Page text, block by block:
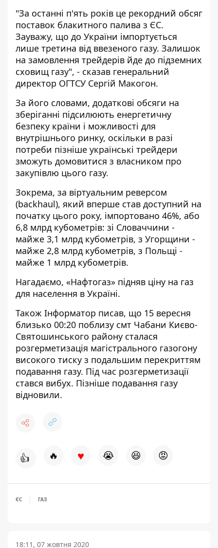
"За останні п'ять років це рекордний обсяг
поставок блакитного палива з ЄС.
Зауважу, що до України імпортується
лише третина від ввезеного газу. Залишок
на замовлення трейдерів йде до підземних
сховищ газу", - сказав генеральний
директор ОГТСУ Сергій Макогон.
За його словами, додаткові обсяги на
зберіганні підсилюють енергетичну
безпеку країни і можливості для
внутрішнього ринку, оскільки в разі
потреби пізніше українські трейдери
зможуть домовитися з власником про
закупівлю цього газу.
Зокрема, за віртуальним реверсом
(backhaul), який вперше став доступний на
початку цього року, імпортовано 46%, або
6,8 млрд кубометрів: зі Словаччини -
майже 3,1 млрд кубометрів, з Угорщини -
майже 2,8 млрд кубометрів, з Польщі -
майже 1 млрд кубометрів.
Нагадаємо, «Нафтогаз» підняв ціну на газ
для населення в Україні.
Також Інформатор писав, що 15 вересня
близько 00:20 поблизу смт Чабани Києво-
Святошинського району сталася
розгерметизація магістрального газогону
високого тиску з подальшим перекриттям
подавання газу. Під час розгерметизації
стався вибух. Пізніше подавання газу
відновили.
👍 🔥 ♥ 😭 😆 😡
ЄС ГАЗ
18:11, 07 жовтня 2020